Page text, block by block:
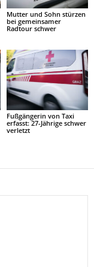
Mutter und Sohn stürzen
bei gemeinsamer
Radtour schwer
Fußgängerin von Taxi
erfasst: 27-Jährige schwer
verletzt